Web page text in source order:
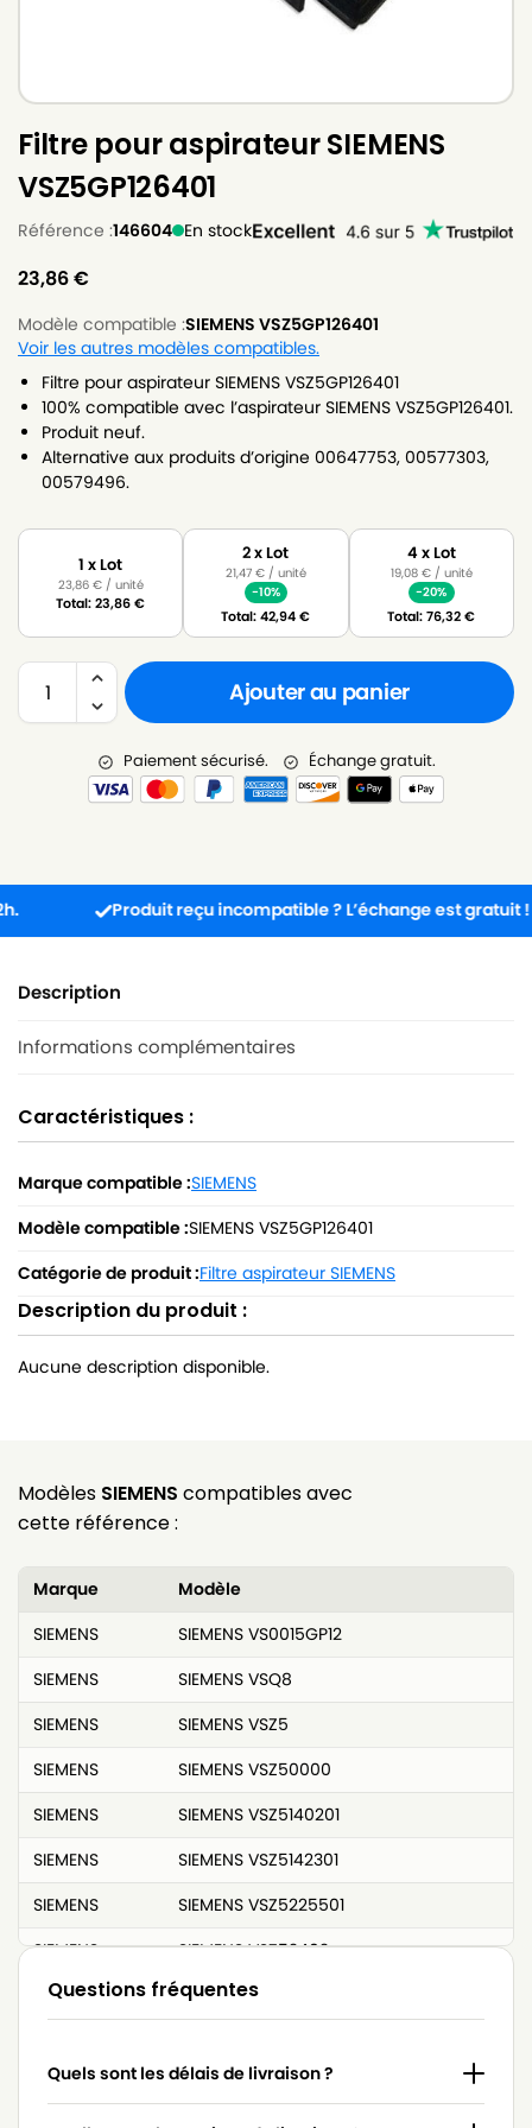
Filtre pour aspirateur SIEMENS
VSZ5GP126401
Référence :146604 En stock
23,86€
Modèle compatible :SIEMENS VSZ5GP126401
Voir les autres modèles compatibles.
Filtre pour aspirateur SIEMENS VSZ5GP126401
100% compatible avec l’aspirateur SIEMENS VSZ5GP126401.
Produit neuf.
Alternative aux produits d’origine 00647753, 00577303,
00579496.
1 x Lot
23,86 €/ unité
Total:23,86€
2 x Lot
21,47 €/ unité
-10%
Total:42,94€
4 x Lot
19,08 €/ unité
-20%
Total:76,32€
Ajouter au panier
Paiement sécurisé. Échange gratuit.
Produit reçu incompatible ? L’échange est gratuit !
Description
Informations complémentaires
Caractéristiques :
Marque compatible :SIEMENS
Modèle compatible :SIEMENS VSZ5GP126401
Catégorie de produit :Filtre aspirateur SIEMENS
Description du produit :
Aucune description disponible.
Modèles SIEMENS compatibles avec
cette référence :
Marque
Modèle
SIEMENS
SIEMENS VS0015GP12
SIEMENS
SIEMENS VSQ8
SIEMENS
SIEMENS VSZ5
SIEMENS
SIEMENS VSZ50000
SIEMENS
SIEMENS VSZ5140201
SIEMENS
SIEMENS VSZ5142301
SIEMENS
SIEMENS VSZ5225501
SIEMENS
SIEMENS VSZ52402
SIEMENS
SIEMENS VSZ5240201
SIEMENS
SIEMENS VSZ5332/01
Questions fréquentes
Quels sont les délais de livraison ?